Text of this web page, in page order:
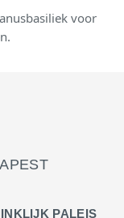
voor
PALEIS